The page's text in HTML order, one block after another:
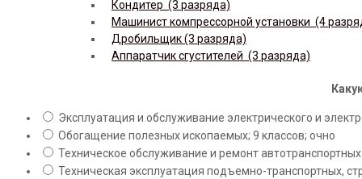
Кондитер (3 разряда)
Машинист компрессорной установки (4
Дробильщик (3 разряда)
Аппаратчик сгустителей (3 разряда)
Эксплуатация и обслуживание электрического и
Обогащение полезных ископаемых; 9 классов; очно
Техническое обслуживание и ремонт
Техническая эксплуатация подъемно-транспортных,